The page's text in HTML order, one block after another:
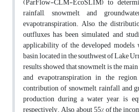
rainfall, snowmelt, and
evapotranspiration. Also, the
outfluxes has been simulated and
applicability of the developed models,
basin, located in the southwest of Lake
results showed that snowmelt is the
and evapotranspiration in the
contribution of snowmelt, rainfall and
production during a water year, is